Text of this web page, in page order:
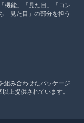
機能」「見た目」「コン
「見た目」の部分を担う
組み合わせたパッケージ
上提供されています。